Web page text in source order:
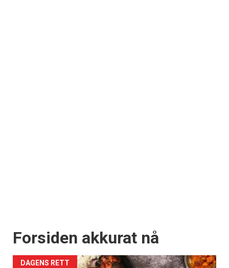
Forsiden akkurat nå
DAGENS RETT